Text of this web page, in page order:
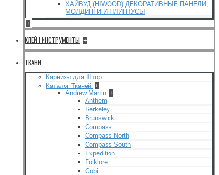
ХАЙВУД (HIWOOD) ДЕКОРАТИВНЫЕ ПАНЕЛИ,
МОЛДИНГИ И ПЛИНТУСЫ
+
КЛЕЙ | ИНСТРУМЕНТЫ +
ТКАНИ
Карнизы для Штор
Каталог Тканей +
Andrew Martin +
Anthem
Berkeley
Brunswick
Compass
Compass North
Compass South
Expedition
Folklore
Gobi